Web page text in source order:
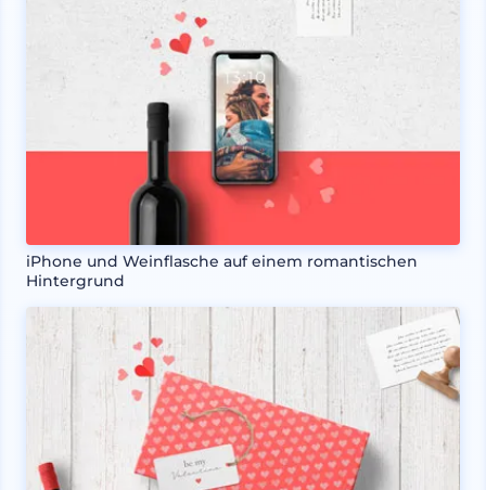
iPhone und Weinflasche auf einem romantischen
Hintergrund